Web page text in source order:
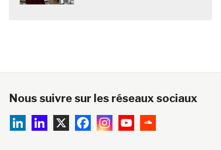
Nous suivre sur les réseaux sociaux